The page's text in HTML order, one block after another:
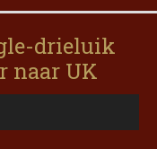
drieluik
naar UK